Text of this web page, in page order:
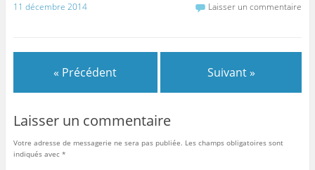
11 décembre 2014 Laisser un commentaire
« Précédent Suivant »
Laisser un commentaire
Votre adresse de messagerie ne sera pas publiée. Les champs obligatoires sont
indiqués avec *